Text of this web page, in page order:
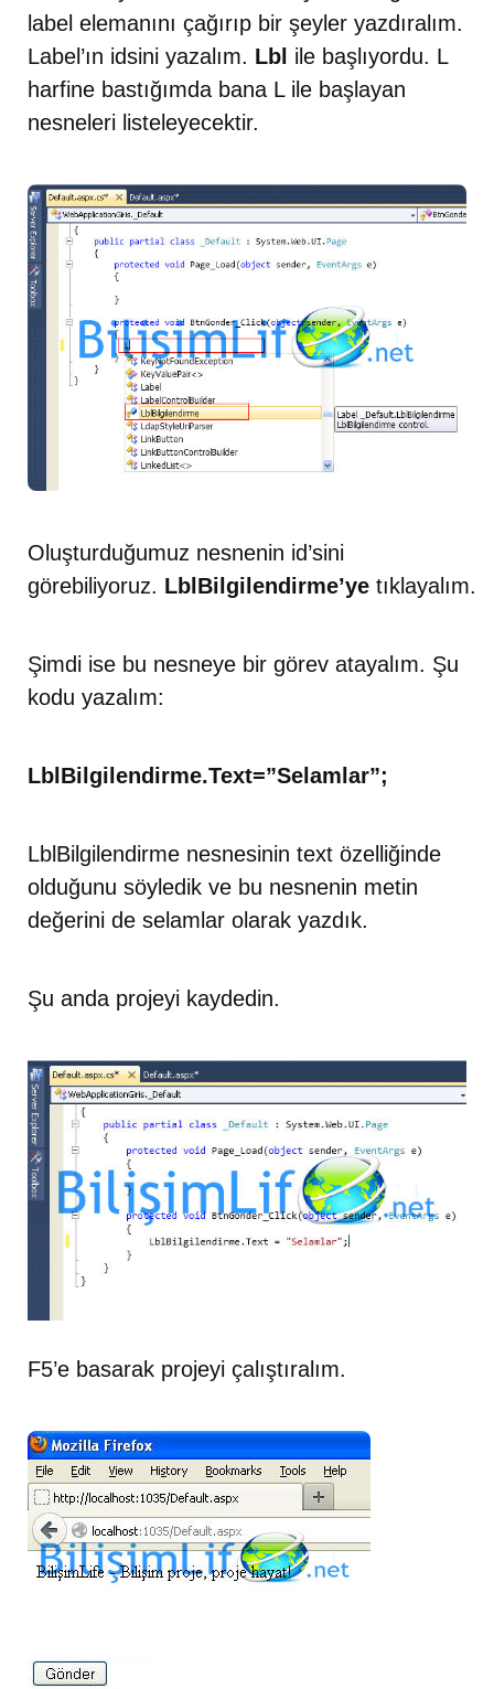
label elemanını çağırıp bir şeyler yazdıralım.
Label’ın idsini yazalım. Lbl ile başlıyordu. L
harfine bastığımda bana L ile başlayan
nesneleri listeleyecektir.
Oluşturduğumuz nesnenin id’sini
görebiliyoruz. LblBilgilendirme’ye tıklayalım.
Şimdi ise bu nesneye bir görev atayalım. Şu
kodu yazalım:
LblBilgilendirme.Text=”Selamlar”;
LblBilgilendirme nesnesinin text özelliğinde
olduğunu söyledik ve bu nesnenin metin
değerini de selamlar olarak yazdık.
Şu anda projeyi kaydedin.
F5’e basarak projeyi çalıştıralım.